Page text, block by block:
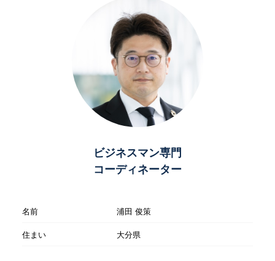
ビジネスマン専門
コーディネーター
名前
浦田 俊策
住まい
大分県